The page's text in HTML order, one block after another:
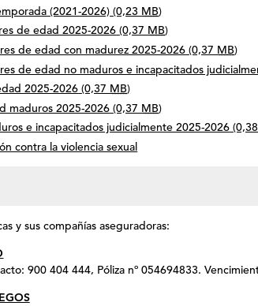
(2021-2026) (0,23 MB)
de edad 2025-2026 (0,37 MB)
de edad con madurez 2025-2026 (0,37 MB)
de edad no maduros e incapacitados
2025-2026 (0,37 MB)
maduros 2025-2026 (0,37 MB)
e incapacitados judicialmente 2025-2026 (0,38
contra la violencia sexual
y sus compañías aseguradoras:
900 404 444, Póliza nº 054694833.